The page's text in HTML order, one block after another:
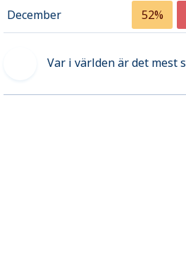
December 52%
Var i världen är det mest